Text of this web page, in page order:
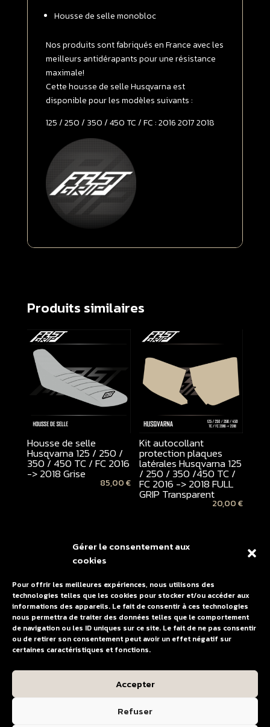
Gérer le consentement aux
cookies
Pour offrir les meilleures expériences, nous utilisons des
technologies telles que les cookies pour stocker et/ou accéder aux
informations des appareils. Le fait de consentir à ces technologies
nous permettra de traiter des données telles que le comportement
de navigation ou les ID uniques sur ce site. Le fait de ne pas consentir
ou de retirer son consentement peut avoir un effet négatif sur
certaines caractéristiques et fonctions.
Accepter
Refuser
350
450
TC
/
FC
2016
>
Grise
Housse de selle monobloc
Nos produits sont fabriqués en France avec les
meilleurs antidérapants pour une résistance
maximale!
Cette housse de selle Husqvarna est
disponible pour les modèles suivants :
125 / 250 / 350 / 450 TC / FC : 2016 2017 2018
Produits similaires
Housse de selle
Husqvarna 125 / 250 /
350 / 450 TC / FC 2016
-> 2018 Grise
85,00€
Kit autocollant
protection plaques
latérales Husqvarna 125
/ 250 / 350 /450 TC /
FC 2016 -> 2018 FULL
GRIP Transparent
20,00€
Promo !
Plastique UFO
Husqvarna 125 / 250 /
350 / 450 TC / FC 2016
159,00€
119,25€